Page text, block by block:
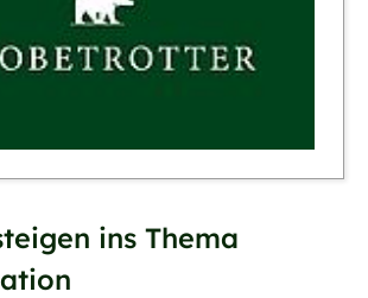
ins Thema